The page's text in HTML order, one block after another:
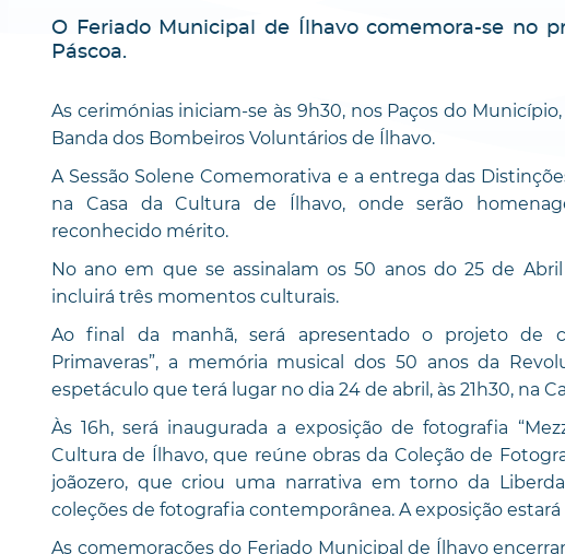
O Feriado Municipal de Ílhavo comemora-se no
Páscoa.
As cerimónias iniciam-se às 9h30, nos Paços do
Banda dos Bombeiros Voluntários de Ílhavo.
A Sessão Solene Comemorativa e a entrega das
na Casa da Cultura de Ílhavo, onde serão
reconhecido mérito.
No ano em que se assinalam os 50 anos do 25 de
incluirá três momentos culturais.
Ao final da manhã, será apresentado o projeto de
Primaveras”, a memória musical dos 50 anos da
espetáculo que terá lugar no dia 24 de abril, às 21h30, na
Às 16h, será inaugurada a exposição de fotografia
Cultura de Ílhavo, que reúne obras da Coleção de
joãozero, que criou uma narrativa em torno da
coleções de fotografia contemporânea. A exposição
As comemorações do Feriado Municipal de Ílhavo